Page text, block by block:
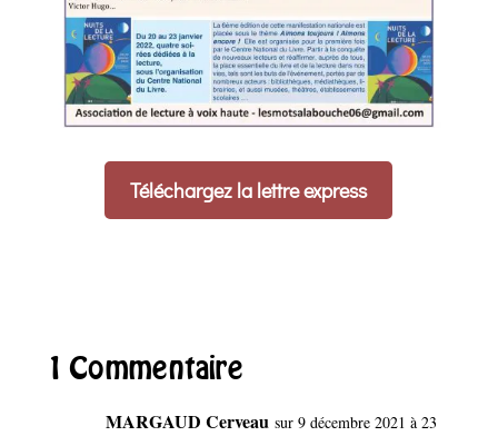
Téléchargez la lettre express
1 Commentaire
MARGAUD Cerveau sur 9 décembre 2021 à 23